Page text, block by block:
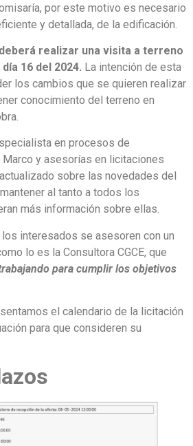
por este motivo es necesario
y detallada, de la edificación.
realizar una visita a terreno
16 del 2024. La intención de esta
los cambios que se quieren realizar
conocimiento del terreno en
en procesos de
Marco y asesorías en licitaciones
sobre las novedades del
al tanto a todos los
más información sobre ellas.
interesados se asesoren con un
lo es la Consultora CGCE, que
para cumplir los objetivos
el calendario de la licitación
para que consideren su